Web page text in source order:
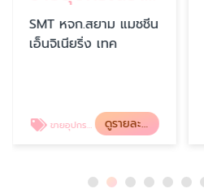
SMT หจก.สยาม แมชชีน
เอ็นจิเนียริ่ง เทค
ขายอุปกรณ์รางไฟฟ้า ราคาส่ง ดูรายละเอียด